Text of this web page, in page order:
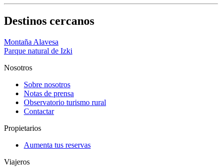
Destinos cercanos
Montaña Alavesa
Parque natural de Izki
Nosotros
Sobre nosotros
Notas de prensa
Observatorio turismo rural
Contactar
Propietarios
Aumenta tus reservas
Viajeros